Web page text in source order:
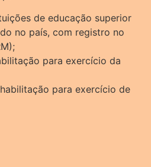
de educação superior
no país, com registro no
para exercício da
para exercício de